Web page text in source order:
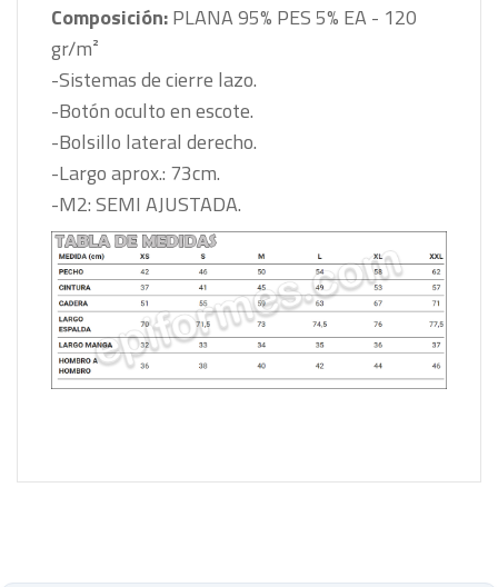
Composición:PLANA 95% PES 5% EA - 120
gr/m²
-Sistemas de cierre lazo.
-Botón oculto en escote.
-Bolsillo lateral derecho.
-Largo aprox.: 73cm.
-M2: SEMI AJUSTADA.